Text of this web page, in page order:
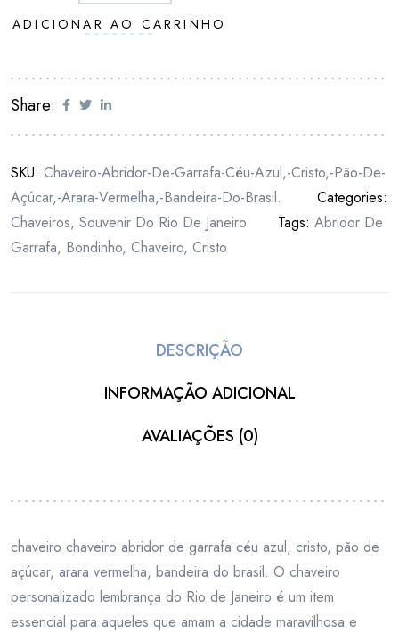
ADICIONAR AO CARRINHO
Share:
SKU: Chaveiro-Abridor-De-Garrafa-Céu-Azul,-Cristo,-Pão-De-
Açúcar,-Arara-Vermelha,-Bandeira-Do-Brasil.
Categories:
Chaveiros, Souvenir Do Rio De Janeiro Tags: Abridor De
Garrafa, Bondinho, Chaveiro, Cristo
DESCRIÇÃO
INFORMAÇÃO ADICIONAL
AVALIAÇÕES (0)
chaveiro chaveiro abridor de garrafa céu azul, cristo, pão de
açúcar, arara vermelha, bandeira do brasil. O chaveiro
personalizado lembrança do Rio de Janeiro é um item
essencial para aqueles que amam a cidade maravilhosa e